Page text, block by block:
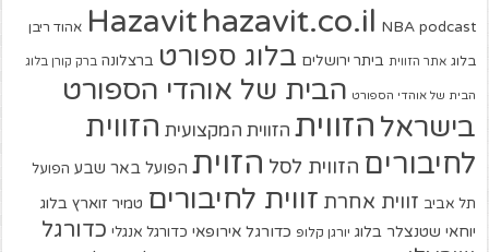
Hazavit hazavit.co.il NBA podcast אהוד ריבן
בלוג אתר הזווית ביתר ירושלים בלוג ספורט ברצלונה ברק קורן בלוג
הבית של אוהדי הספורט הבית של אוהדי הספורט
בישראל הזווית הזווית המקצועית הזווית
לחיבורים הזווית לסל הזוית הפועל באר שבע הפועל
תל אביב זווית אחרת זווית לחיבורים טמיר זוארץ בלוג
יוחאי שטנצלר בלוג יורגן קלופ כדורגל אירופאי כדורגל אנגלי כדורגל